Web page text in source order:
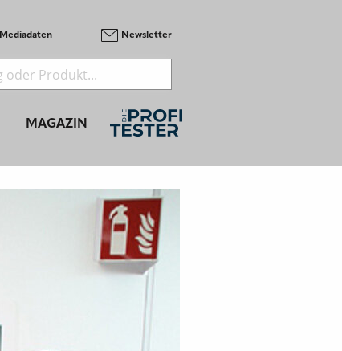
Mediadaten Newsletter
MAGAZIN